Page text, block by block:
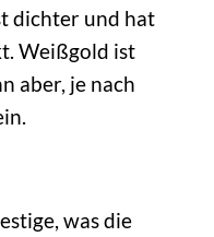
dichter und hat
Weißgold ist
aber, je nach
was die